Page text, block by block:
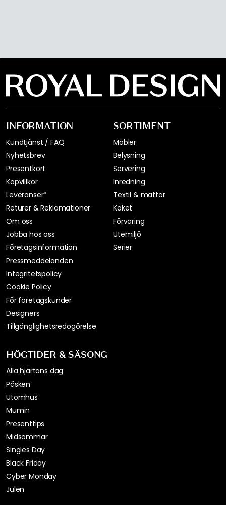
INFORMATION
Kundtjänst / FAQ
Nyhetsbrev
Presentkort
Köpvillkor
Leveranser*
Returer & Reklamationer
Om oss
Jobba hos oss
Företagsinformation
Pressmeddelanden
Integritetspolicy
Cookie Policy
För företagskunder
Designers
Tillgänglighetsredogörelse
SORTIMENT
Möbler
Belysning
Servering
Inredning
Textil & mattor
Köket
Förvaring
Utemiljö
Serier
HÖGTIDER & SÄSONG
Alla hjärtans dag
Påsken
Utomhus
Mumin
Presenttips
Midsommar
Singles Day
Black Friday
Cyber Monday
Julen